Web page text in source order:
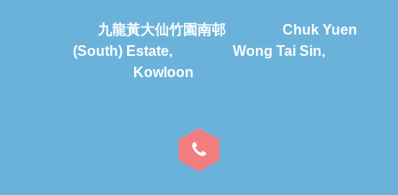
九龍黃大仙竹園南邨 Chuk Yuen
(South) Estate, Wong Tai Sin,
Kowloon